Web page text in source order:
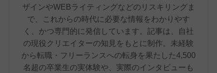
ザインやWEBライティングなどのリスキリングま
で、これからの時代に必要な情報をわかりやす
く、かつ専門的に発信しています。記事は、自社
の現役クリエイターの知見をもとに制作。未経験
から転職・フリーランスへの転身を果たした4,500
名超の卒業生の実体験や、実際のインタビューも